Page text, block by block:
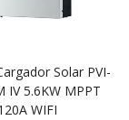
Solar PVI-
IV 5.6KW MPPT
WIFI